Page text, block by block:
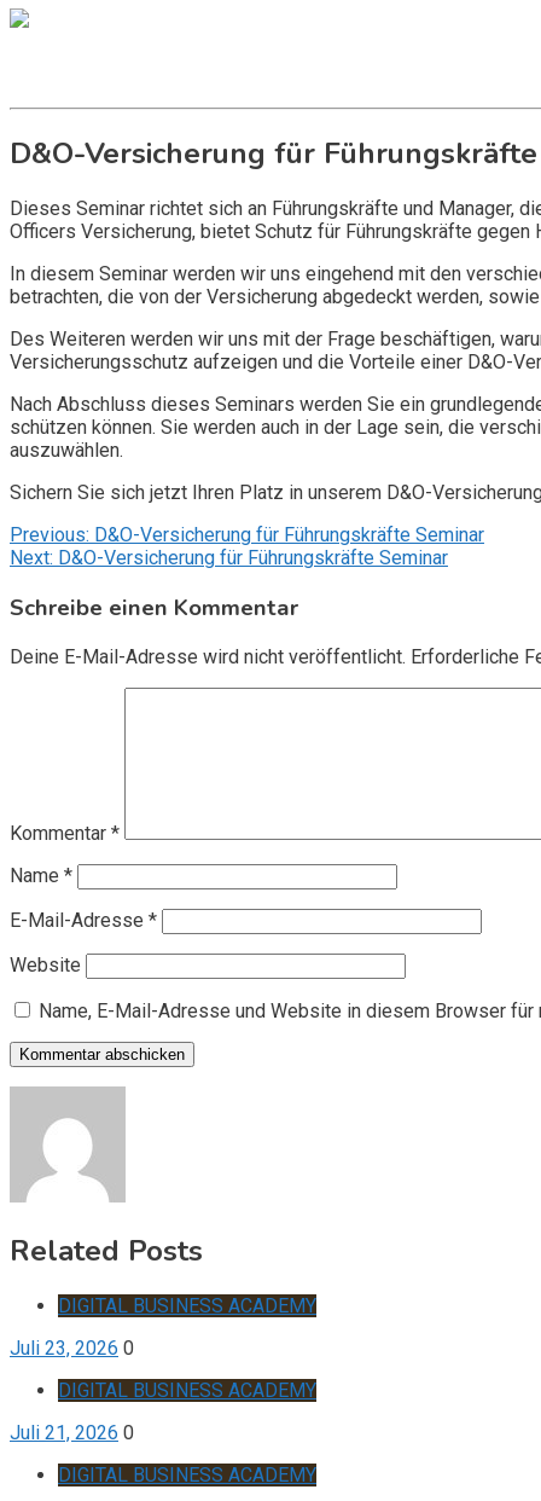
D&O-Versicherung für
Dieses Seminar richtet sich an Führungskräfte und Manager,
Officers Versicherung, bietet Schutz für Führungskräfte
In diesem Seminar werden wir uns eingehend mit den
betrachten, die von der Versicherung abgedeckt werden,
Des Weiteren werden wir uns mit der Frage beschäftigen,
Versicherungsschutz aufzeigen und die Vorteile einer D&O-
Nach Abschluss dieses Seminars werden Sie ein
schützen können. Sie werden auch in der Lage sein, die
auszuwählen.
Sichern Sie sich jetzt Ihren Platz in unserem D&O-
Beitragsnavigation
Previous: D&O-Versicherung für Führungskräfte Seminar
Next: D&O-Versicherung für Führungskräfte Seminar
Schreibe einen Kommentar
Deine E-Mail-Adresse wird nicht veröffentlicht. Erforderliche
Kommentar *
Name *
E-Mail-Adresse *
Website
Name, E-Mail-Adresse und Website in diesem Browser
Related Posts
DIGITAL BUSINESS ACADEMY
Juli 23, 2026 0
DIGITAL BUSINESS ACADEMY
Juli 21, 2026 0
DIGITAL BUSINESS ACADEMY